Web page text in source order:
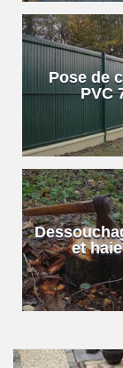
Pose de
PVC
et